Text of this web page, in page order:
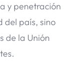
y penetración
del país, sino
de la Unión